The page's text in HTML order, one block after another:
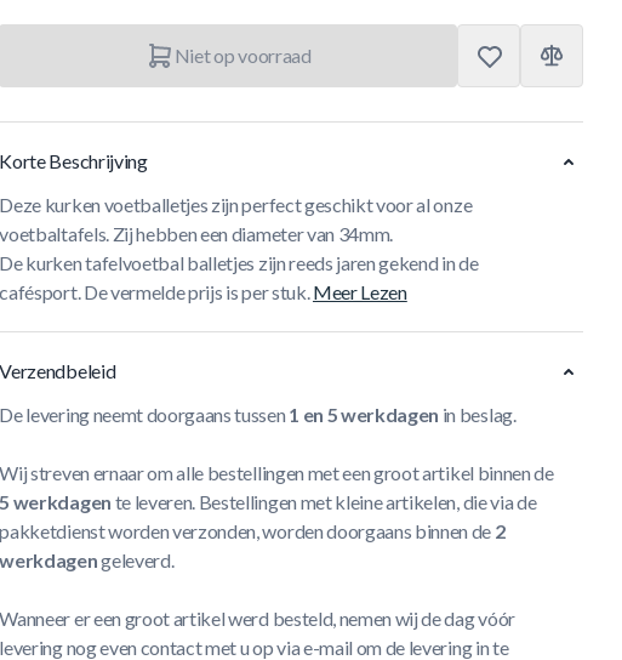
Niet op voorraad
Korte Beschrijving
Deze kurken voetballetjes zijn perfect geschikt voor al onze
voetbaltafels. Zij hebben een diameter van 34mm.
De kurken tafelvoetbal balletjes zijn reeds jaren gekend in de
cafésport. De vermelde prijs is per stuk.Meer Lezen
Verzendbeleid
De levering neemt doorgaans tussen 1 en 5 werkdagen in beslag.
Wij streven ernaar om alle bestellingen met een groot artikel binnen de
5 werkdagen te leveren. Bestellingen met kleine artikelen, die via de
pakketdienst worden verzonden, worden doorgaans binnen de 2
werkdagengeleverd.
Wanneer er een groot artikel werd besteld, nemen wij de dag vóór
levering nog even contact met u op via e-mail om de levering in te